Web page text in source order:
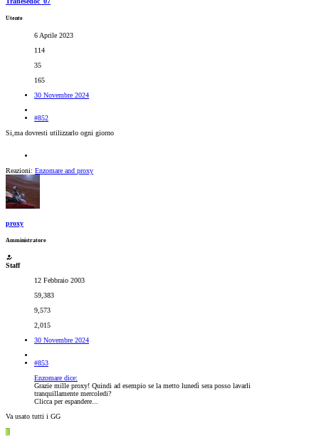
Utente
6 Aprile 2023
114
35
165
30 Novembre 2024
#852
Si,ma dovresti utilizzarlo ogni giorno
Reazioni: Enzomare and proxy
proxy
Amministratore
Staff
12 Febbraio 2003
59,383
9,573
2,015
30 Novembre 2024
#853
Enzomare dice:
Grazie mille proxy! Quindi ad esempio se la metto lunedì sera posso lavarli
tranquillamente mercoledi?
Clicca per espandere...
Va usato tutti i GG
E